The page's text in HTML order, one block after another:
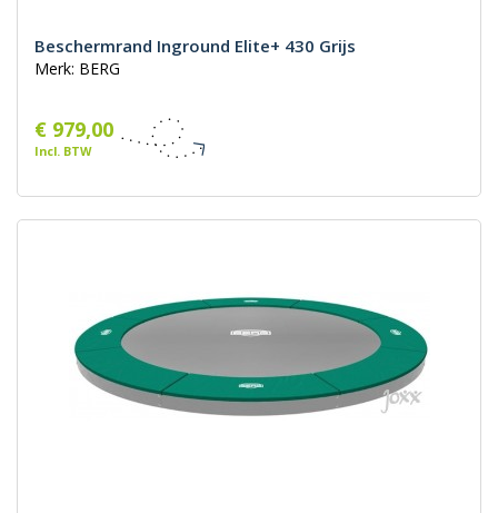
Beschermrand Inground Elite+ 430 Grijs
Merk: BERG
€ 979,00
Incl. BTW